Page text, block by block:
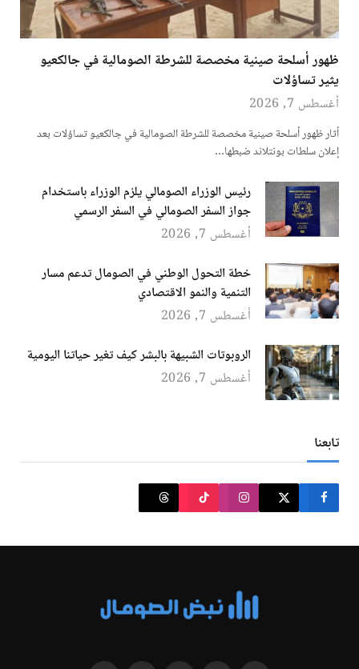
ظهور أسلحة صينية مخصصة للشرطة الصومالية في جالكعيو
يثير تساؤلات
أغسطس 7, 2026
أثار ظهور أسلحة صينية مخصصة للشرطة الصومالية في جالكعيو تساؤلات بعد
إعلان سلطات بونتلاند ضبطها…
رئيس الوزراء الصومالي يلزم الوزراء باستخدام
جواز السفر الصومالي في السفر الرسمي
أغسطس 7, 2026
خطة التحول الوطني في الصومال تدعم مسار
التنمية والنمو الاقتصادي
أغسطس 7, 2026
الروبوتات الشبيهة بالبشر كيف تغير حياتنا اليومية
أغسطس 7, 2026
تابعنا